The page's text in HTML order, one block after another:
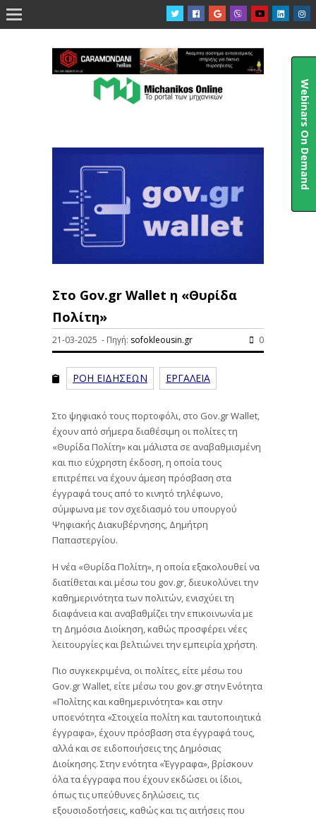

Στο Gov.gr Wallet η «Θυρίδα
Πολίτη»
21-03-2025 - Πηγή: sofokleousin.gr 0
ΡΟΗ ΕΙΔΗΣΕΩΝ ΕΡΓΑΛΕΙΑ
Στο ψηφιακό τους πορτοφόλι, στο Gov.gr Wallet,
έχουν από σήμερα διαθέσιμη οι πολίτες τη
«Θυρίδα Πολίτη» και μάλιστα σε αναβαθμισμένη
και πιο εύχρηστη έκδοση, η οποία τους
επιτρέπει να έχουν άμεση πρόσβαση στα
έγγραφά τους από το κινητό τηλέφωνο,
σύμφωνα με τον σχεδιασμό του υπουργού
Ψηφιακής Διακυβέρνησης, Δημήτρη
Παπαστεργίου.
Η νέα «Θυρίδα Πολίτη», η οποία εξακολουθεί να
διατίθεται και μέσω του gov.gr, διευκολύνει την
καθημερινότητα των πολιτών, ενισχύει τη
διαφάνεια και αναβαθμίζει την επικοινωνία με
τη Δημόσια Διοίκηση, καθώς προσφέρει νέες
λειτουργίες και βελτιώνει την εμπειρία χρήστη.
Πιο συγκεκριμένα, οι πολίτες, είτε μέσω του
Gov.gr Wallet, είτε μέσω του gov.gr στην Ενότητα
«Πολίτης και καθημερινότητα» και στην
υποενότητα «Στοιχεία πολίτη και ταυτοποιητικά
έγγραφα», έχουν πρόσβαση στα έγγραφά τους,
αλλά και σε ειδοποιήσεις της Δημόσιας
Διοίκησης. Στην ενότητα «Έγγραφα», βρίσκουν
όλα τα έγγραφα που έχουν εκδώσει οι ίδιοι,
όπως τις υπεύθυνες δηλώσεις, τις
εξουσιοδοτήσεις, καθώς και τις αιτήσεις που
Webinars On Demand